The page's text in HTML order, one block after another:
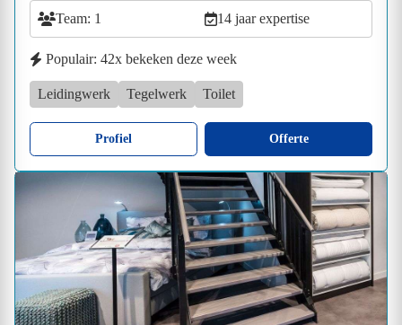
Team: 1 14 jaar expertise
Populair: 42x bekeken deze week
Leidingwerk Tegelwerk Toilet
Profiel Offerte